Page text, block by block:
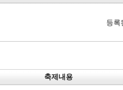
등록
축제내용